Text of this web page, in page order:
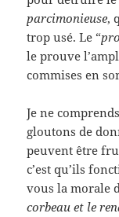
parcimonieuse,
trop usé. Le “
le prouve
commises en
Je ne
gloutons de
peuvent être
c’est qu’ils
vous la morale
corbeau et le